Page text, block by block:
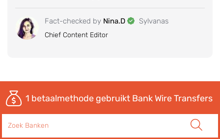
Fact-checked by Nina.D Sylvanas
Chief Content Editor
1 betaalmethode gebruikt Bank Wire Transfers